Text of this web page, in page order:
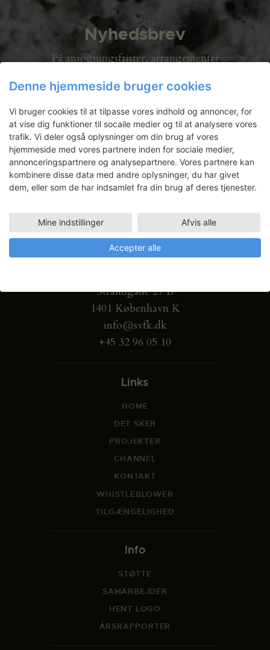
Nyhedsbrev
Få ansøgningsfrister, arrangementer
Strandgade 27 B
1401 København K
info@svfk.dk
+45 32 96 05 10
Links
HOME
DET SKER
PROJEKTER
CHANNEL
KONTAKT
WHISTLEBLOWER
TILGÆNGELIGHED
Info
STØTTE
SAMARBEJDER
HENT LOGO
ÅRSRAPPORTER
Denne hjemmeside bruger cookies
Vi bruger cookies til at tilpasse vores indhold og annoncer, for
at vise dig funktioner til socaile medier og til at analysere vores
trafik. Vi deler også oplysninger om din brug af vores
hjemmeside med vores partnere inden for sociale medier,
annonceringspartnere og analysepartnere. Vores partnere kan
kombinere disse data med andre oplysninger, du har givet
dem, eller som de har indsamlet fra din brug af deres tjenester.
Mine indstillinger Afvis alle
Accepter alle